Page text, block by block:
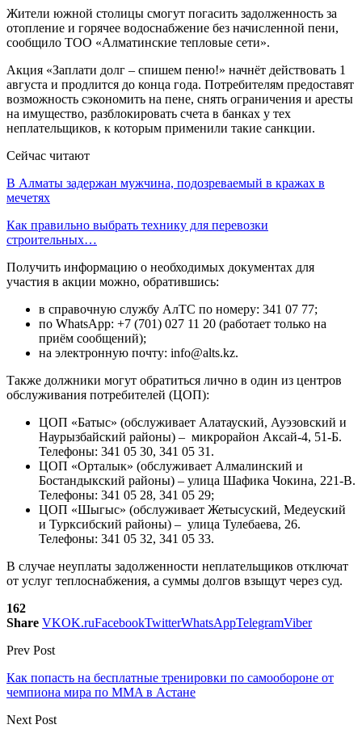
Жители южной столицы смогут погасить задолженность за
отопление и горячее водоснабжение без начисленной пени,
сообщило ТОО «Алматинские тепловые сети».
Акция «Заплати долг – спишем пеню!» начнёт действовать 1
августа и продлится до конца года. Потребителям предоставят
возможность сэкономить на пене, снять ограничения и аресты
на имущество, разблокировать счета в банках у тех
неплательщиков, к которым применили такие санкции.
Сейчас читают
В Алматы задержан мужчина, подозреваемый в кражах в
мечетях
Как правильно выбрать технику для перевозки
строительных…
Получить информацию о необходимых документах для
участия в акции можно, обратившись:
в справочную службу АлТС по номеру: 341 07 77;
по WhatsApp: +7 (701) 027 11 20 (работает только на
приём сообщений);
на электронную почту: info@alts.kz.
Также должники могут обратиться лично в один из центров
обслуживания потребителей (ЦОП):
ЦОП «Батыс» (обслуживает Алатауский, Ауэзовский и
Наурызбайский районы) – микрорайон Аксай-4, 51-Б.
Телефоны: 341 05 30, 341 05 31.
ЦОП «Орталык» (обслуживает Алмалинский и
Бостандыкский районы) – улица Шафика Чокина, 221-В.
Телефоны: 341 05 28, 341 05 29;
ЦОП «Шыгыс» (обслуживает Жетысуский, Медеуский
и Турксибский районы) – улица Тулебаева, 26.
Телефоны: 341 05 32, 341 05 33.
В случае неуплаты задолженности неплательщиков отключат
от услуг теплоснабжения, а суммы долгов взыщут через суд.
162
Share VKOK.ruFacebookTwitterWhatsAppTelegramViber
Prev Post
Как попасть на бесплатные тренировки по самообороне от
чемпиона мира по MMA в Астане
Next Post